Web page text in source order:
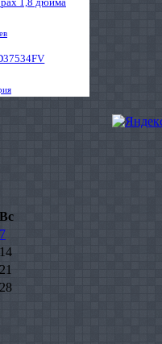
Вс
7
14
21
28